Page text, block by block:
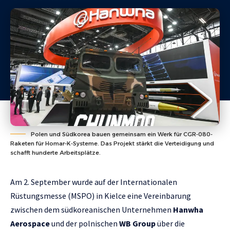
Polen und Südkorea bauen gemeinsam ein Werk für CGR-080-
Raketen für Homar-K-Systeme. Das Projekt stärkt die Verteidigung und
schafft hunderte Arbeitsplätze.
Am 2. September wurde auf der Internationalen
Rüstungsmesse (MSPO) in Kielce eine Vereinbarung
zwischen dem südkoreanischen Unternehmen Hanwha
Aerospaceund der polnischen WB Groupüber die